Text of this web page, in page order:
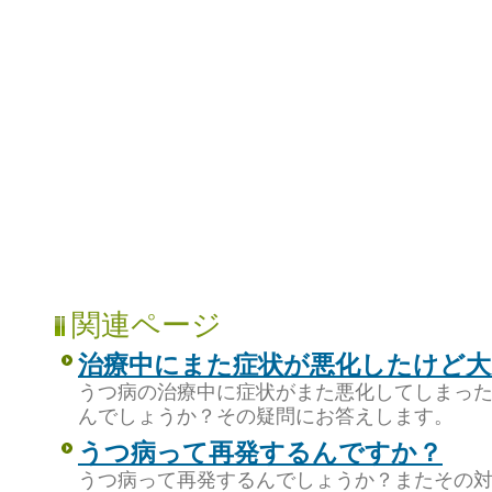
関連ページ
治療中にまた症状が悪化したけど
うつ病の治療中に症状がまた悪化してしまっ
んでしょうか？その疑問にお答えします。
うつ病って再発するんですか？
うつ病って再発するんでしょうか？またその